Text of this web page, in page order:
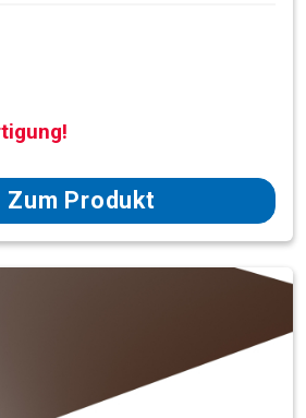
Zum Produkt